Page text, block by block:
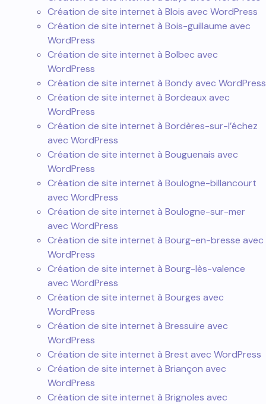
Création de site internet à Blois avec WordPress
Création de site internet à Bois-guillaume avec
WordPress
Création de site internet à Bolbec avec
WordPress
Création de site internet à Bondy avec WordPress
Création de site internet à Bordeaux avec
WordPress
Création de site internet à Bordères-sur-l’échez
avec WordPress
Création de site internet à Bouguenais avec
WordPress
Création de site internet à Boulogne-billancourt
avec WordPress
Création de site internet à Boulogne-sur-mer
avec WordPress
Création de site internet à Bourg-en-bresse avec
WordPress
Création de site internet à Bourg-lès-valence
avec WordPress
Création de site internet à Bourges avec
WordPress
Création de site internet à Bressuire avec
WordPress
Création de site internet à Brest avec WordPress
Création de site internet à Briançon avec
WordPress
Création de site internet à Brignoles avec